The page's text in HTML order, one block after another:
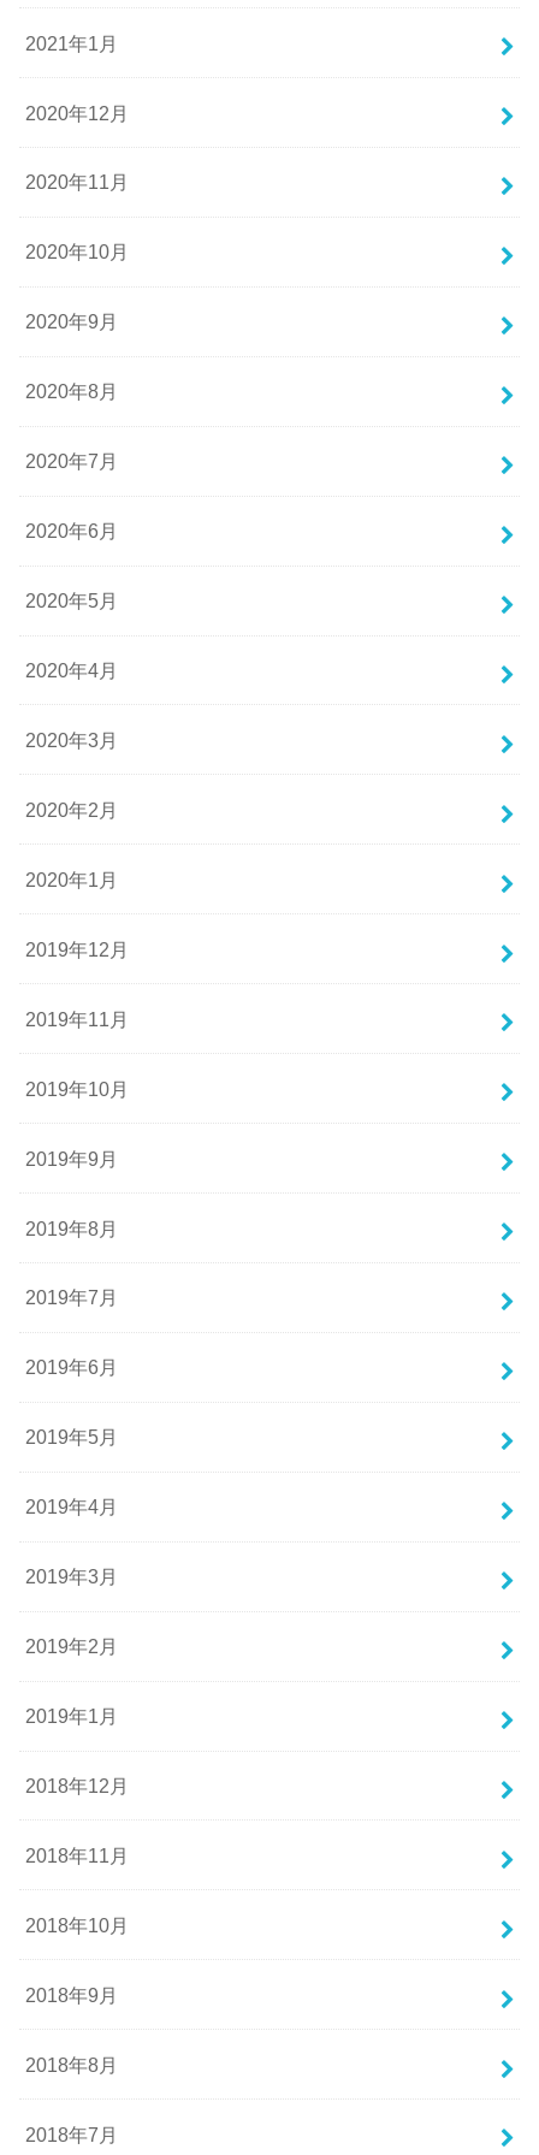
2021年1月
2020年12月
2020年11月
2020年10月
2020年9月
2020年8月
2020年7月
2020年6月
2020年5月
2020年4月
2020年3月
2020年2月
2020年1月
2019年12月
2019年11月
2019年10月
2019年9月
2019年8月
2019年7月
2019年6月
2019年5月
2019年4月
2019年3月
2019年2月
2019年1月
2018年12月
2018年11月
2018年10月
2018年9月
2018年8月
2018年7月